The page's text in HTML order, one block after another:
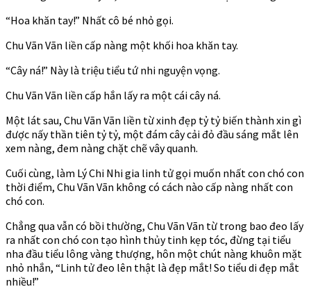
“Hoa khăn tay!” Nhất cô bé nhỏ gọi.
Chu Vãn Vãn liền cấp nàng một khối hoa khăn tay.
“Cây ná!” Này là triệu tiểu tứ nhi nguyện vọng.
Chu Vãn Vãn liền cấp hắn lấy ra một cái cây ná.
Một lát sau, Chu Vãn Vãn liền từ xinh đẹp tỷ tỷ biến thành xin gì
được nấy thần tiên tỷ tỷ, một đám cây cải đỏ đầu sáng mắt lên
xem nàng, đem nàng chặt chẽ vây quanh.
Cuối cùng, làm Lý Chi Nhi gia linh tử gọi muốn nhất con chó con
thời điểm, Chu Vãn Vãn không có cách nào cấp nàng nhất con
chó con.
Chẳng qua vẫn có bồi thường, Chu Vãn Vãn từ trong bao đeo lấy
ra nhất con chó con tạo hình thủy tinh kẹp tóc, đừng tại tiểu
nha đầu tiểu lông vàng thượng, hôn một chút nàng khuôn mặt
nhỏ nhắn, “Linh tử đeo lên thật là đẹp mắt! So tiểu di đẹp mắt
nhiều!”